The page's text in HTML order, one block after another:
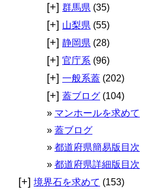
[+] 群馬県 (35)
[+] 山梨県 (55)
[+] 静岡県 (28)
[+] 官庁系 (96)
[+] 一般系蓋 (202)
[+] 蓋ブログ (104)
マンホールを求めて
蓋ブログ
都道府県簡易版目次
都道府県詳細版目次
[+] 境界石を求めて (153)